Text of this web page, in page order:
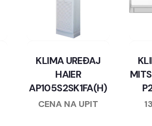
KLIMA UREĐAJ
HAIER
AP105S2SK1FA(H)
CENA NA UPIT